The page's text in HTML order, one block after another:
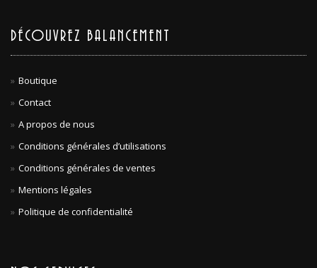
DÉCOUVREZ BALANCEMENT
Boutique
Contact
A propos de nous
Conditions générales d’utilisations
Conditions générales de ventes
Mentions légales
Politique de confidentialité